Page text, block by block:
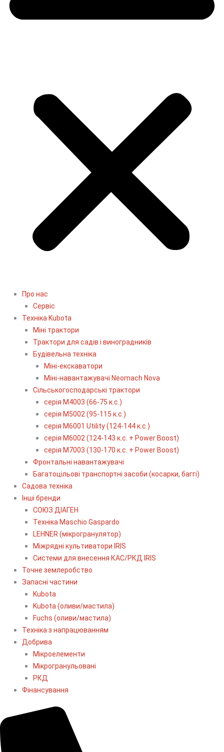
Про нас
Сервіс
Технiка Kubota
Міні трактори
Трактори для садів і виноградників
Будівельна техніка
Міні-екскаватори
Міні-навантажувачі Neomach Nova
Сільськогосподарські трактори
серія М4003 (66-75 к.с.)
серія М5002 (95-115 к.с.)
серія M6001 Utility (124-144 к.с.)
серія М6002 (124-143 к.с. + Power Boost)
серія М7003 (130-170 к.с. + Power Boost)
Фронтальні навантажувачі
Багатоцільові транспортні засоби (косарки, баггі)
Садова техніка
Інші бренди
СОЮЗ ДІАГЕН
Техніка Maschio Gaspardo
LEHNER (мікрогранулятор)
Міжрядні культиватори IRIS
Системи для внесення КАС/РКД IRIS
Точне землеробство
Запасні частини
Kubota
Kubota (оливи/мастила)
Fuchs (оливи/мастила)
Техніка з напрацюванням
Добрива
Мікроелементи
Мікрогранульовані
РКД
Фінансування